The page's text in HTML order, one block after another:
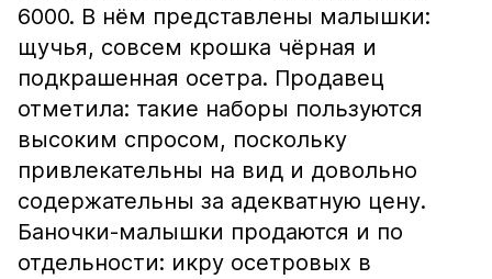
6000. В нём представлены малышки:
щучья, совсем крошка чёрная и
подкрашенная осетра. Продавец
отметила: такие наборы пользуются
высоким спросом, поскольку
привлекательны на вид и довольно
содержательны за адекватную цену.
Баночки-малышки продаются и по
отдельности: икру осетровых в